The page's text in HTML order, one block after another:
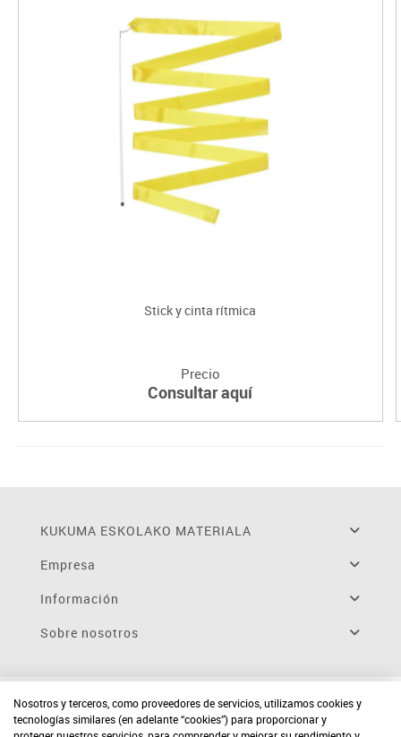
Stick y cinta rítmica
Precio
Consultar aquí
KUKUMA ESKOLAKO MATERIALA
Empresa
Información
Sobre nosotros
Nosotros y terceros, como proveedores de servicios, utilizamos cookies y
tecnologías similares (en adelante “cookies”) para proporcionar y